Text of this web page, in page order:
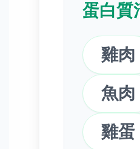
蛋白質
雞肉
魚肉
雞蛋